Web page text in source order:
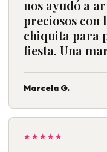
nos ayudó a
preciosos con
chiquita para
fiesta. Una
Marcela G.
★★★★★